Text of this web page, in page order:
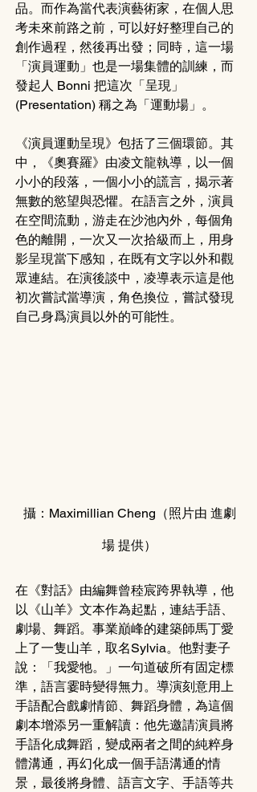
品。而作為當代表演藝術家，在個人思
考未來前路之前，可以好好整理自己的
創作過程，然後再出發；同時，這一場
「演員運動」也是一場集體的訓練，而
發起人 Bonni 把這次「呈現」
(Presentation) 稱之為「運動場」。
《演員運動呈現》包括了三個環節。其
中，《奧賽羅》由凌文龍執導，以一個
小小的段落，一個小小的謊言，揭示著
無數的慾望與恐懼。在語言之外，演員
在空間流動，游走在沙池內外，每個角
色的離開，一次又一次拾級而上，用身
影呈現當下感知，在既有文字以外和觀
眾連結。在演後談中，凌導表示這是他
初次嘗試當導演，角色換位，嘗試發現
自己身爲演員以外的可能性。
攝：Maximillian Cheng（照片由 進劇
場 提供）
在《對話》由編舞曾稑宸跨界執導，他
以《山羊》文本作為起點，連結手語、
劇場、舞蹈。事業巔峰的建築師馬丁愛
上了一隻山羊，取名Sylvia。他對妻子
說：「我愛牠。」一句道破所有固定標
準，語言霎時變得無力。導演刻意用上
手語配合戲劇情節、舞蹈身體，為這個
劇本增添另一重解讀：他先邀請演員將
手語化成舞蹈，變成兩者之間的純粹身
體溝通，再幻化成一個手語溝通的情
景，最後將身體、語言文字、手語等共